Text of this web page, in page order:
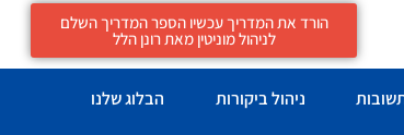
הורד את המדריך עכשיו הספר המדריך השלם
לניהול מוניטין מאת רונן הלל
ניהול ביקורות הבלוג שלנו